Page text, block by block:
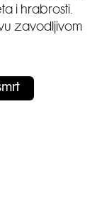
i hrabrosti.
zavodljivom